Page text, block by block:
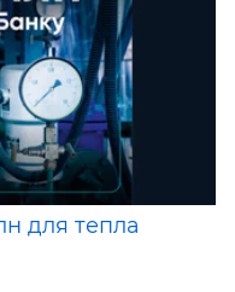
для тепла